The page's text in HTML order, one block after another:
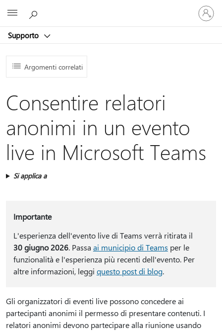
Supporto
Accedi
con
il
account
Argomenti correlati
Consentire relatori
anonimi in un evento
live in Microsoft Teams
Si applica a
Importante
L'esperienza dell'evento live di Teams verrà ritirata il
30 giugno 2026. Passa ai municipio di Teams per le
funzionalità e l'esperienza più recenti dell'evento. Per
altre informazioni, leggi questo post di blog.
Gli organizzatori di eventi live possono concedere ai
partecipanti anonimi il permesso di presentare contenuti. I
relatori anonimi devono partecipare alla riunione usando